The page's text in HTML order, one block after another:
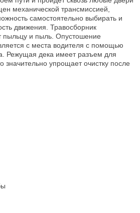
механической трансмиссией,
самостоятельно выбирать и
движения. Травосборник
пыльцу и пыль. Опустошение
с места водителя с помощью
Режущая дека имеет разъем для
значительно упрощает очистку после